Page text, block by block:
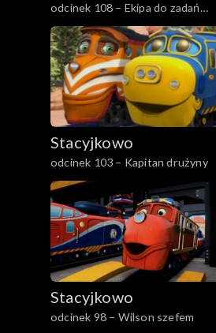
odcinek 108 – Ekipa do zadań
specjalnych
Stacyjkowo
odcinek 103 – Kapitan drużyny
Stacyjkowo
odcinek 98 – Wilson szefem